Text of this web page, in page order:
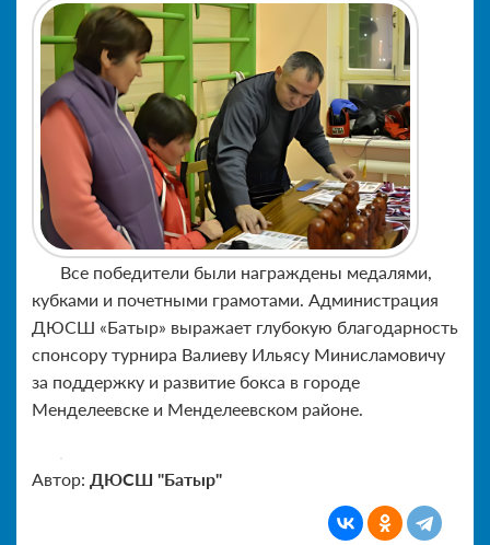
Все победители были награждены медалями,
кубками и почетными грамотами. Администрация
ДЮСШ «Батыр» выражает глубокую благодарность
спонсору турнира Валиеву Ильясу Минисламовичу
за поддержку и развитие бокса в городе
Менделеевске и Менделеевском районе.
Автор: ДЮСШ "Батыр"